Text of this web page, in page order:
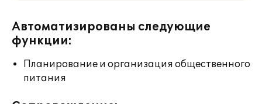
Автоматизированы следующие
функции:
Планирование и организация общественного
питания